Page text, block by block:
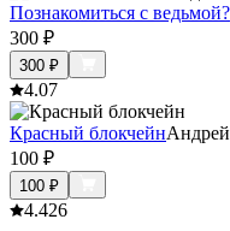
Познакомиться с ведьмой?
300 ₽
300 ₽
4.07
Красный блокчейн
100 ₽
100 ₽
4.426